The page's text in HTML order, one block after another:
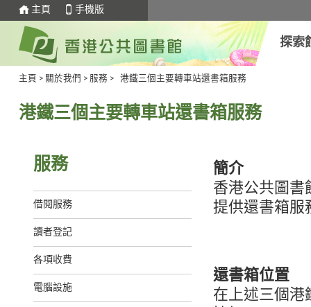
主頁 手機版
探索
主頁 > 關於我們 > 服務 > 港鐵三個主要轉車站還書箱服務
港鐵三個主要轉車站還書箱服務
服務
借閱服務
讀者登記
各項收費
電腦設施
簡介
香港公共圖書
提供還書箱服
還書箱位置
在上述三個港